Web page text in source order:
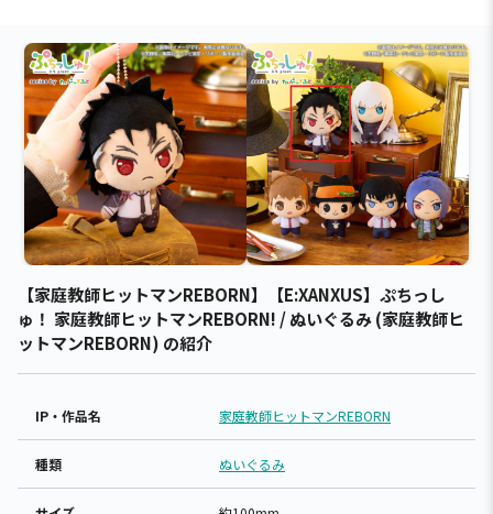
【家庭教師ヒットマンREBORN】【E:XANXUS】ぷちっし
ゅ！ 家庭教師ヒットマンREBORN! / ぬいぐるみ (家庭教師ヒ
ットマンREBORN) の紹介
IP・作品名 家庭教師ヒットマンREBORN
種類 ぬいぐるみ